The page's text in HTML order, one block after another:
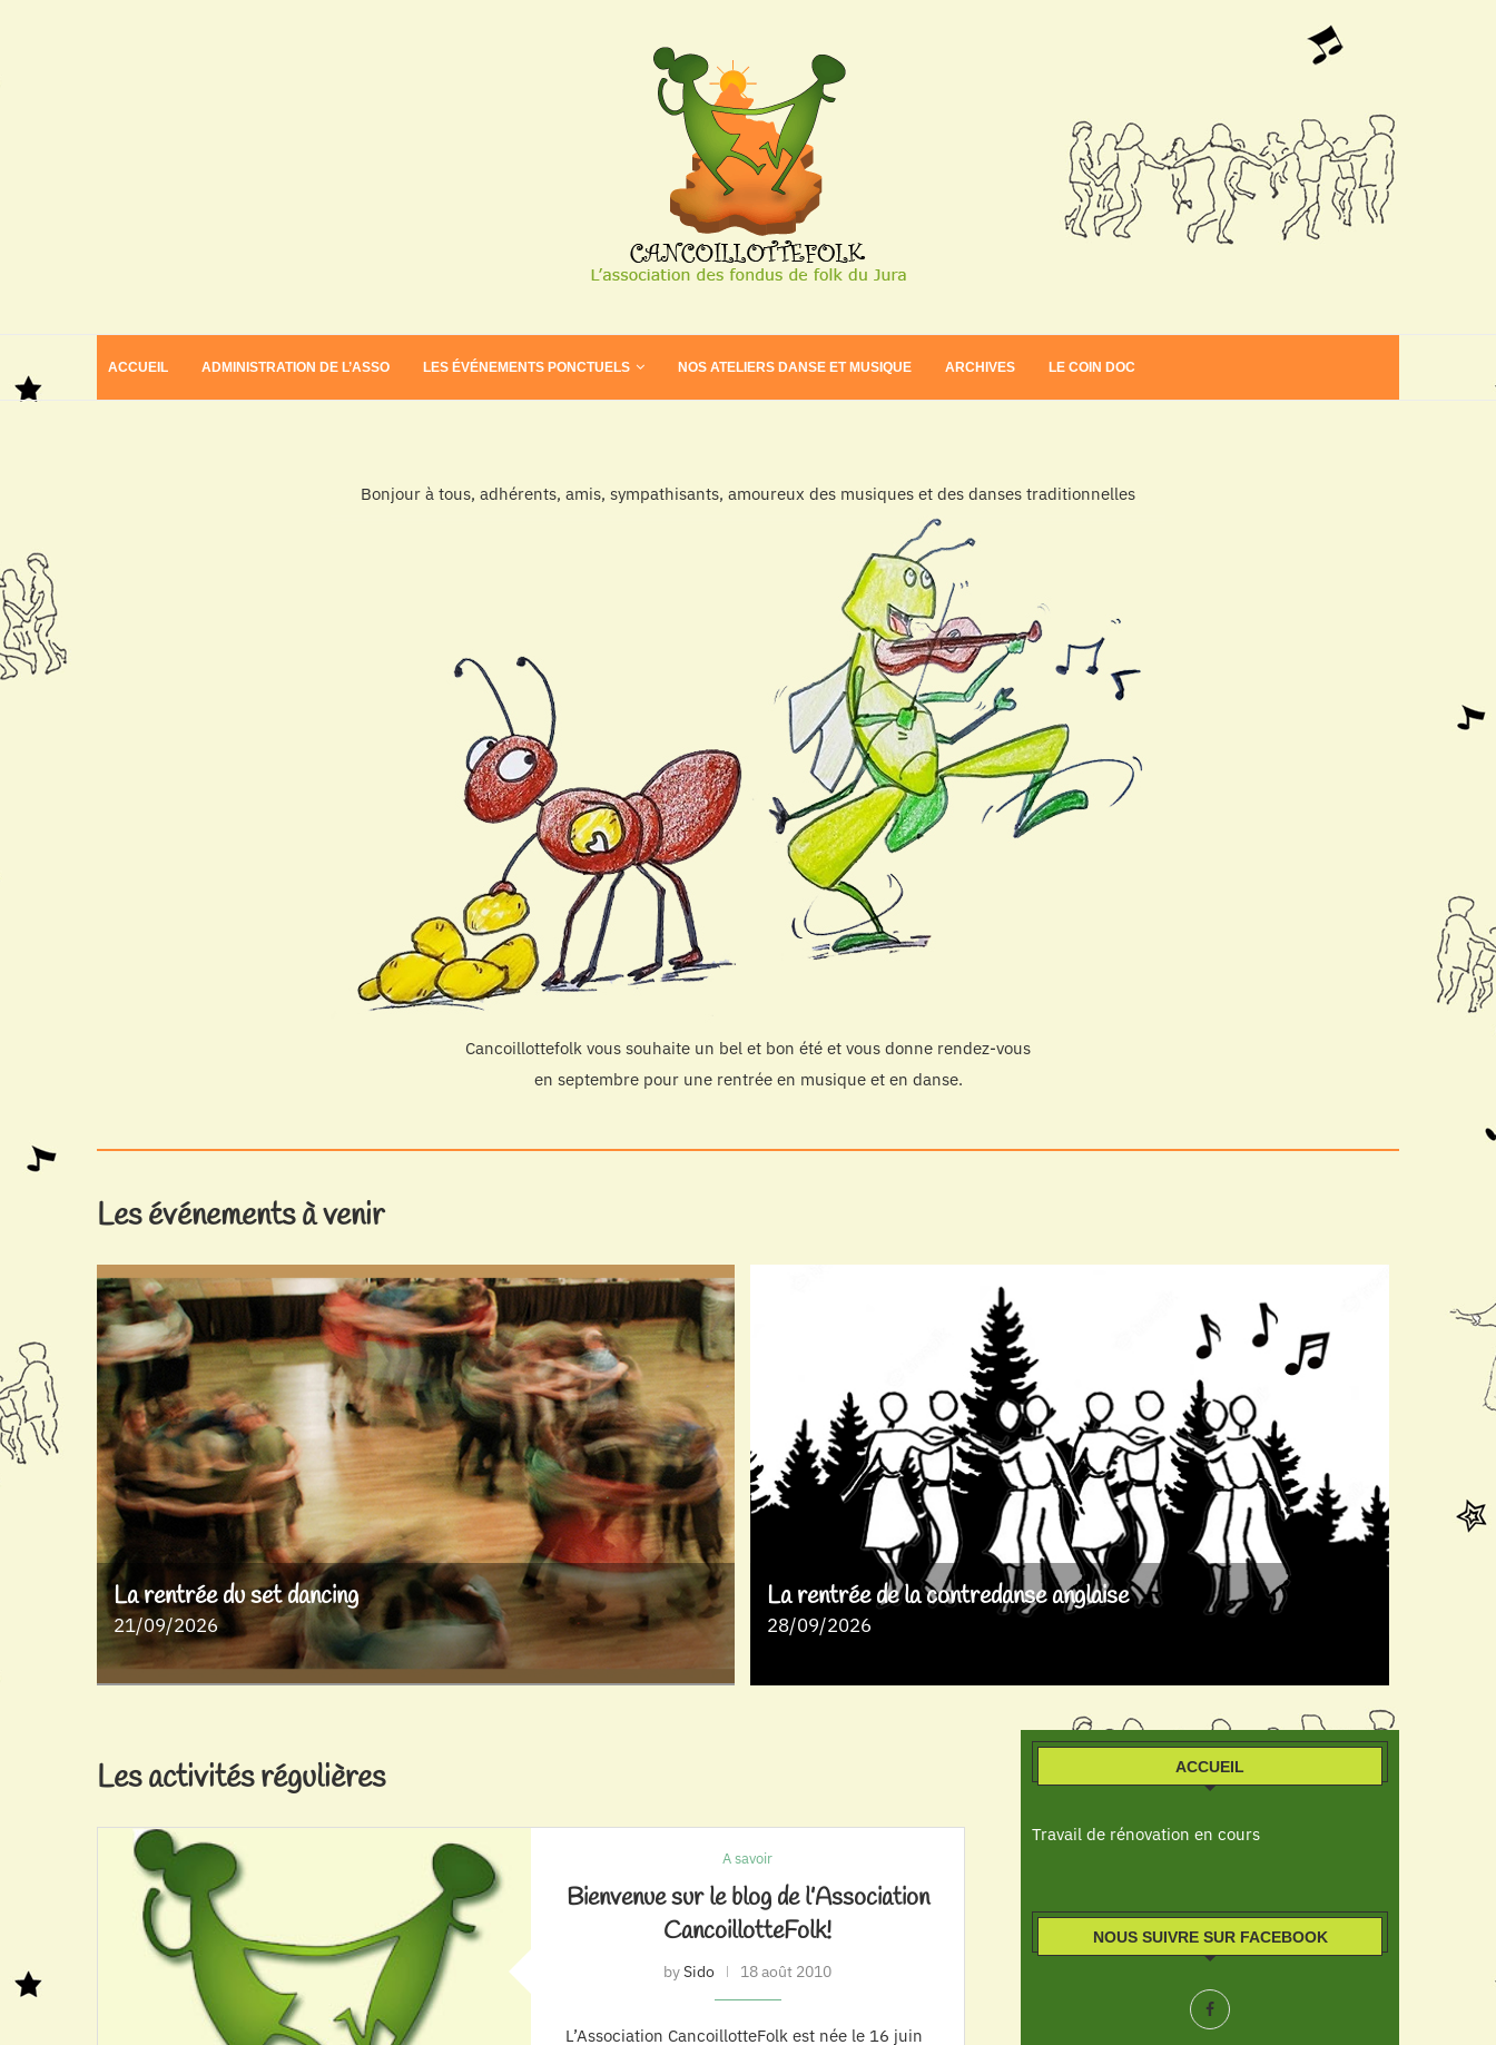
ACCUEIL ADMINISTRATION DE L’ASSO LES ÉVÉNEMENTS PONCTUELS NOS ATELIERS DANSE ET MUSIQUE ARCHIVES LE COIN DOC
Bonjour à tous, adhérents, amis, sympathisants, amoureux des musiques et des danses traditionnelles
Cancoillottefolk vous souhaite un bel et bon été et vous donne rendez-vous
en septembre pour une rentrée en musique et en danse.
Les événements à venir
La rentrée du set dancing
21/09/2026
La rentrée de la contredanse anglaise
28/09/2026
Les activités régulières
A savoir
Bienvenue sur le blog de l’Association
CancoillotteFolk!
bySido 18 août 2010
L’Association CancoillotteFolk est née le 16 juin
ACCUEIL
Travail de rénovation en cours
NOUS SUIVRE SUR FACEBOOK